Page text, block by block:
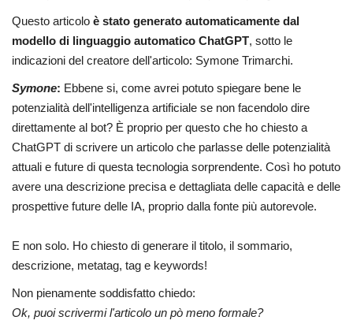
Questo articolo è stato generato automaticamente dal
modello di linguaggio automatico ChatGPT, sotto le
indicazioni del creatore dell'articolo: Symone Trimarchi.
Symone: Ebbene si, come avrei potuto spiegare bene le
potenzialità dell'intelligenza artificiale se non facendolo dire
direttamente al bot? È proprio per questo che ho chiesto a
ChatGPT di scrivere un articolo che parlasse delle potenzialità
attuali e future di questa tecnologia sorprendente. Così ho potuto
avere una descrizione precisa e dettagliata delle capacità e delle
prospettive future delle IA, proprio dalla fonte più autorevole.
E non solo. Ho chiesto di generare il titolo, il sommario,
descrizione, metatag, tag e keywords!
Non pienamente soddisfatto chiedo:
Ok, puoi scrivermi l'articolo un pò meno formale?